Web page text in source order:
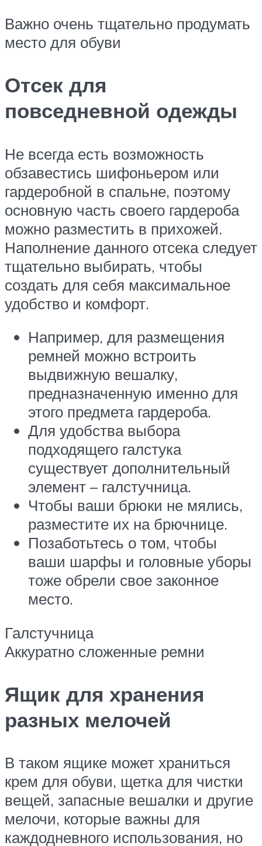
Важно очень тщательно продумать
место для обуви
Отсек для
повседневной одежды
Не всегда есть возможность
обзавестись шифоньером или
гардеробной в спальне, поэтому
основную часть своего гардероба
можно разместить в прихожей.
Наполнение данного отсека следует
тщательно выбирать, чтобы
создать для себя максимальное
удобство и комфорт.
Например, для размещения
ремней можно встроить
выдвижную вешалку,
предназначенную именно для
этого предмета гардероба.
Для удобства выбора
подходящего галстука
существует дополнительный
элемент – галстучница.
Чтобы ваши брюки не мялись,
разместите их на брючнице.
Позаботьтесь о том, чтобы
ваши шарфы и головные уборы
тоже обрели свое законное
место.
Галстучница
Аккуратно сложенные ремни
Ящик для хранения
разных мелочей
В таком ящике может храниться
крем для обуви, щетка для чистки
вещей, запасные вешалки и другие
мелочи, которые важны для
каждодневного использования, но